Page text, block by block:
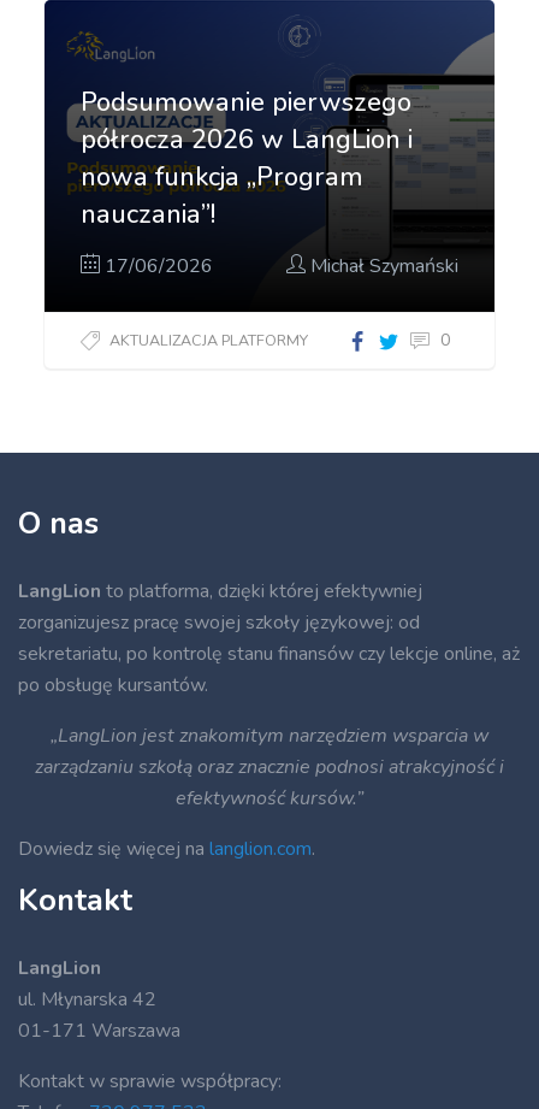
Podsumowanie pierwszego
półrocza 2026 w LangLion i
nowa funkcja „Program
nauczania”!
17/06/2026 Michał Szymański
AKTUALIZACJA PLATFORMY 0
O nas
LangLion to platforma, dzięki której efektywniej
zorganizujesz pracę swojej szkoły językowej: od
sekretariatu, po kontrolę stanu finansów czy lekcje online, aż
po obsługę kursantów.
„LangLion jest znakomitym narzędziem wsparcia w
zarządzaniu szkołą oraz znacznie podnosi atrakcyjność i
efektywność kursów.”
Dowiedz się więcej na langlion.com.
Kontakt
LangLion
ul. Młynarska 42
01-171 Warszawa
Kontakt w sprawie współpracy: